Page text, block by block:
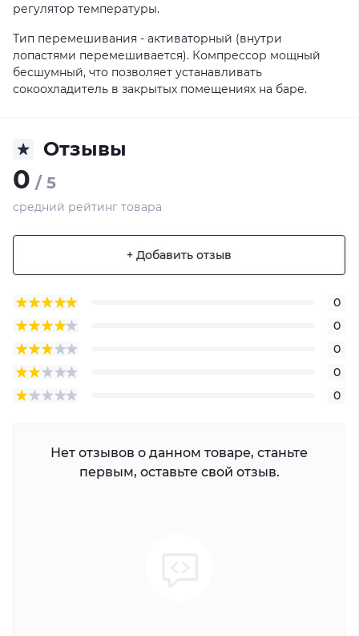
регулятор температуры.
Тип перемешивания - активаторный (внутри
лопастями перемешивается). Компрессор мощный
бесшумный, что позволяет устанавливать
сокоохладитель в закрытых помещениях на баре.
Отзывы
0 / 5
средний рейтинг товара
+ Добавить отзыв
0
0
0
0
0
Нет отзывов о данном товаре, станьте
первым, оставьте свой отзыв.